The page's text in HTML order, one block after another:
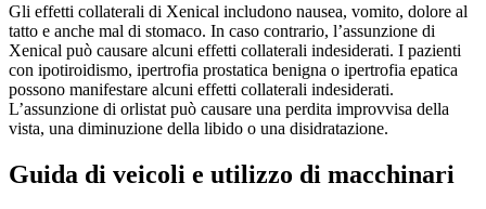
Gli effetti collaterali di Xenical includono nausea, vomito, dolore al
tatto e anche mal di stomaco. In caso contrario, l’assunzione di
Xenical può causare alcuni effetti collaterali indesiderati. I pazienti
con ipotiroidismo, ipertrofia prostatica benigna o ipertrofia epatica
possono manifestare alcuni effetti collaterali indesiderati.
L’assunzione di orlistat può causare una perdita improvvisa della
vista, una diminuzione della libido o una disidratazione.
Guida di veicoli e utilizzo di macchinari